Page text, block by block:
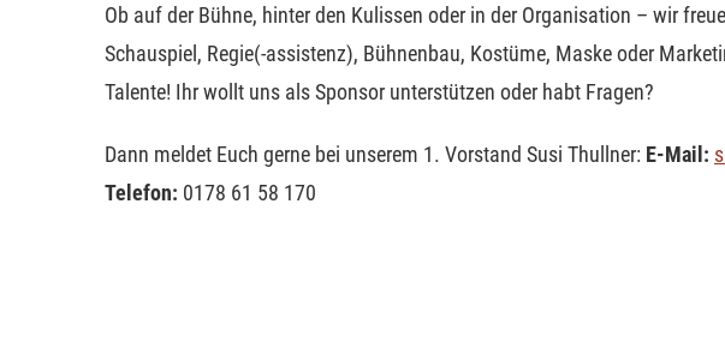
Ob auf der Bühne, hinter den Kulissen oder in der Organisation – wir
Schauspiel, Regie(-assistenz), Bühnenbau, Kostüme, Maske oder
Talente! Ihr wollt uns als Sponsor unterstützen oder habt Fragen?
Dann meldet Euch gerne bei unserem 1. Vorstand Susi Thullner: E-Mail:
Telefon: 0178 61 58 170